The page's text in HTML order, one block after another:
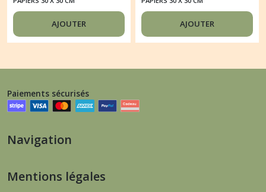
WONDERLAND
AJOUTER
CHRISTMAS
VINTAGE
AJOUTER
Paiements sécurisés
Navigation
Mentions légales